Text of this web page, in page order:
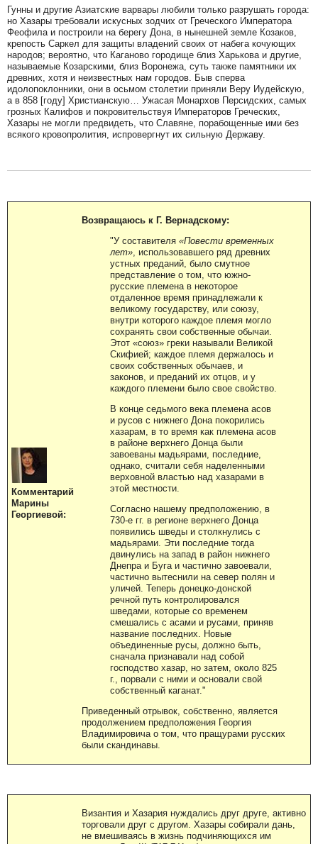
Гунны и другие Азиатские варвары любили только разрушать города:
но Хазары требовали искусных зодчих от Греческого Императора
Феофила и построили на берегу Дона, в нынешней земле Козаков,
крепость Саркел для защиты владений своих от набега кочующих
народов; вероятно, что Каганово городище близ Харькова и другие,
называемые Козарскими, близ Воронежа, суть также памятники их
древних, хотя и неизвестных нам городов. Быв сперва
идолопоклонники, они в осьмом столетии приняли Веру Иудейскую,
а в 858 [году] Христианскую… Ужасая Монархов Персидских, самых
грозных Калифов и покровительствуя Императоров Греческих,
Хазары не могли предвидеть, что Славяне, порабощенные ими без
всякого кровопролития, испровергнут их сильную Державу.
Комментарий
Марины
Георгиевой:
Возвращаюсь к Г. Вернадскому:
"У составителя «Повести временных
лет» , использовавшего ряд древних
устных преданий, было смутное
представление о том, что южно-
русские племена в некоторое
отдаленное время принадлежали к
великому государству, или союзу,
внутри которого каждое племя могло
сохранять свои собственные обычаи.
Этот «союз» греки называли Великой
Скифией; каждое племя держалось и
своих собственных обычаев, и
законов, и преданий их отцов, и у
каждого племени было свое свойство.
В конце седьмого века племена асов
и русов с нижнего Дона покорились
хазарам, в то время как племена асов
в районе верхнего Донца были
завоеваны мадьярами, последние,
однако, считали себя наделенными
верховной властью над хазарами в
этой местности.
Согласно нашему предположению, в
730-е гг. в регионе верхнего Донца
появились шведы и столкнулись с
мадьярами. Эти последние тогда
двинулись на запад в район нижнего
Днепра и Буга и частично завоевали,
частично вытеснили на север полян и
уличей. Теперь донецко-донской
речной путь контролировался
шведами, которые со временем
смешались с асами и русами, приняв
название последних. Новые
объединенные русы, должно быть,
сначала признавали над собой
господство хазар, но затем, около 825
г., порвали с ними и основали свой
собственный каганат."
Приведенный отрывок, собственно, является
продолжением предположения Георгия
Владимировича о том, что пращурами русских
были скандинавы.
Византия и Хазария нуждались друг друге, активно
торговали друг с другом. Хазары собирали дань,
не вмешиваясь в жизнь подчиняющихся им